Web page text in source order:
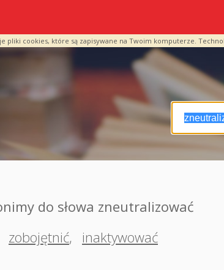
pliki cookies, które są zapisywane na Twoim komputerze.
do słowa zneutralizować
zobojętnić, inaktywować